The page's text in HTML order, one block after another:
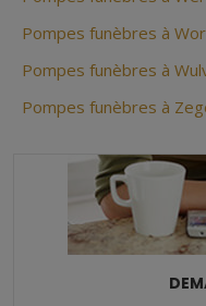
Pompes funèbres à
Pompes funèbres à
Pompes funèbres à